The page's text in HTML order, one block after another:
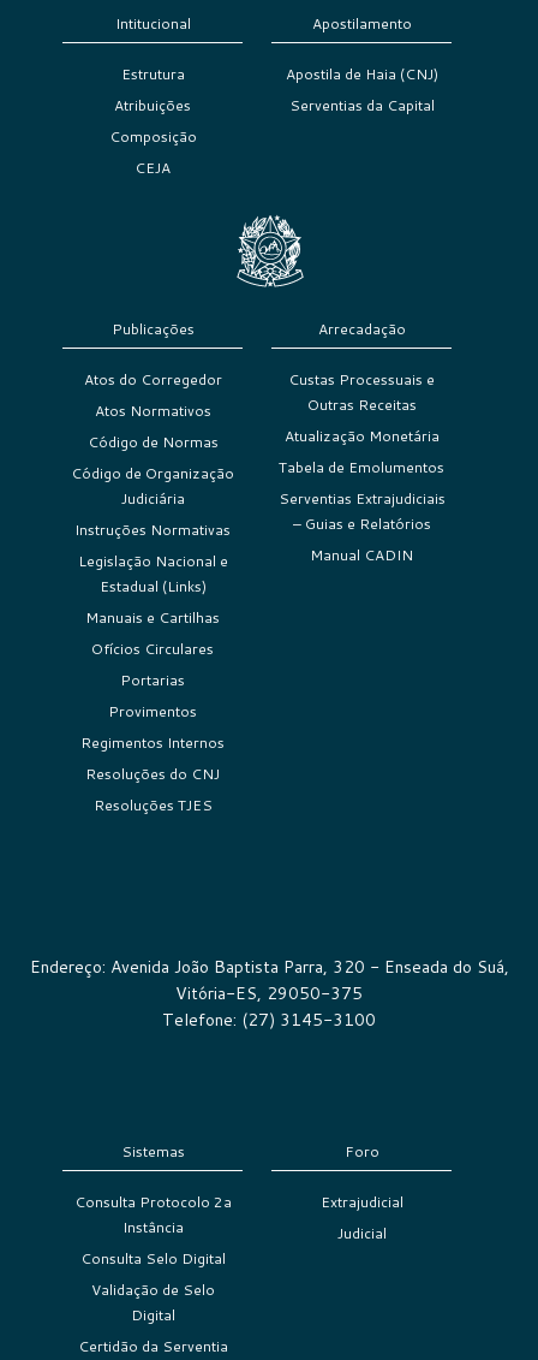
Intitucional
Estrutura
Atribuições
Composição
CEJA
Apostilamento
Apostila de Haia (CNJ)
Serventias da Capital
Publicações
Atos do Corregedor
Atos Normativos
Código de Normas
Código de Organização
Judiciária
Instruções Normativas
Legislação Nacional e
Estadual (Links)
Manuais e Cartilhas
Ofícios Circulares
Portarias
Provimentos
Regimentos Internos
Resoluções do CNJ
Resoluções TJES
Arrecadação
Custas Processuais e
Outras Receitas
Atualização Monetária
Tabela de Emolumentos
Serventias Extrajudiciais
– Guias e Relatórios
Manual CADIN
Endereço: Avenida João Baptista Parra, 320 - Enseada do Suá,
Vitória-ES, 29050-375
Telefone: (27) 3145-3100
Sistemas
Consulta Protocolo 2a
Instância
Consulta Selo Digital
Validação de Selo
Digital
Certidão da Serventia
Foro
Extrajudicial
Judicial